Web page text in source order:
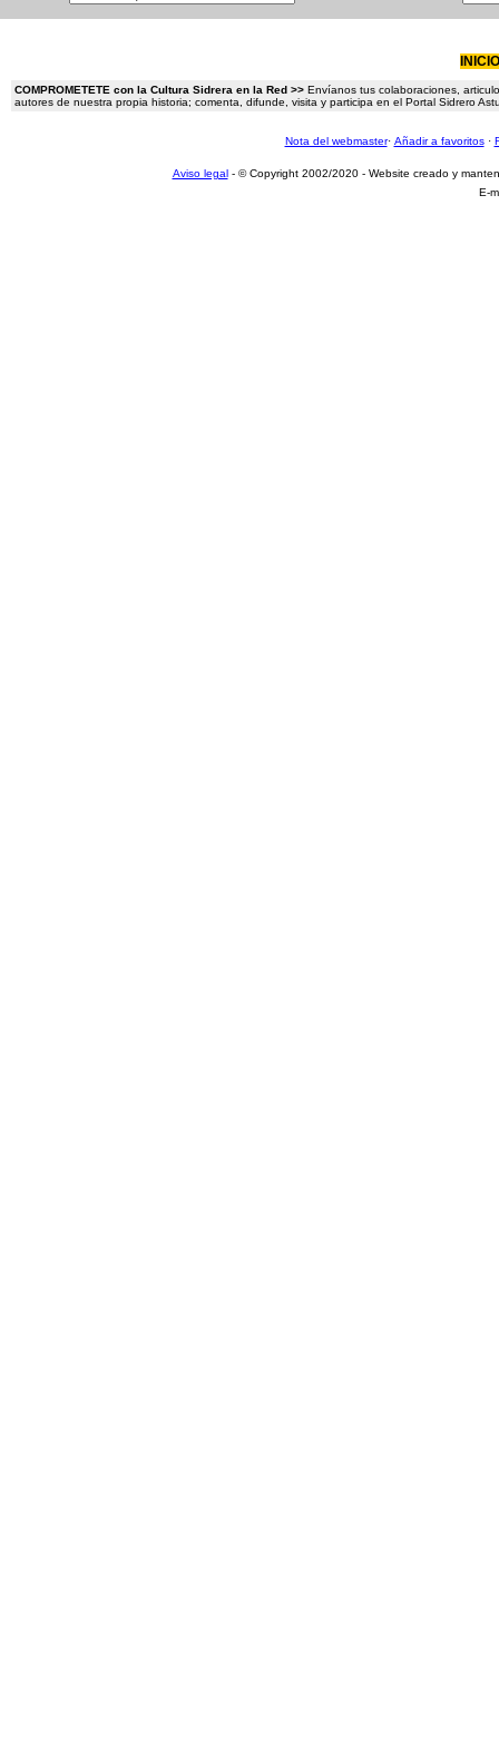
INICIO
COMPROMETETE con la Cultura Sidrera en la Red >> Envíanos tus colaboraciones,
autores de nuestra propia historia; comenta, difunde, visita y participa en el Portal Sidrero
Nota del webmaster· Añadir a favoritos·
Aviso legal- © Copyright 2002/2020 - Website creado y
E-